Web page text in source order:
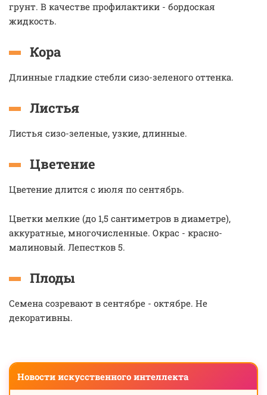
грунт. В качестве профилактики - бордоская
жидкость.
Кора
Длинные гладкие стебли сизо-зеленого оттенка.
Листья
Листья сизо-зеленые, узкие, длинные.
Цветение
Цветение длится с июля по сентябрь.
Цветки мелкие (до 1,5 сантиметров в диаметре),
аккуратные, многочисленные. Окрас - красно-
малиновый. Лепестков 5.
Плоды
Семена созревают в сентябре - октябре. Не
декоративны.
Новости искусственного интеллекта